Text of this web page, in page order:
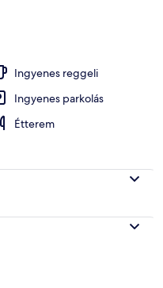
Ingyenes reggeli
Ingyenes parkolás
Étterem